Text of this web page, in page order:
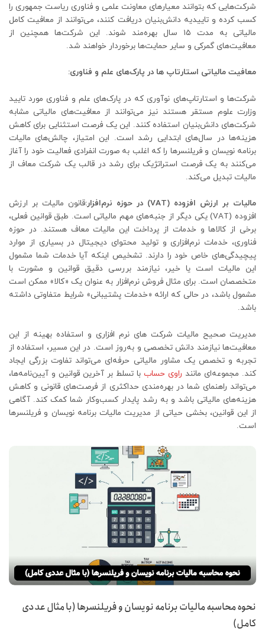
شرکت‌هایی که بتوانند معیارهای معاونت علمی و فناوری ریاست جمهوری را
کسب کرده و تاییدیه دانش‌بنیان دریافت کنند، می‌توانند از معافیت کامل
مالیاتی به مدت ۱۵ سال بهره‌مند شوند. این شرکت‌ها همچنین از
معافیت‌های گمرکی و سایر حمایت‌ها برخوردار خواهند شد.
معافیت مالیاتی استارتاپ ها در پارک‌های علم و فناوری:
شرکت‌ها و استارتاپ‌های نوآوری که در پارک‌های علم و فناوری مورد تایید
وزارت علوم مستقر هستند نیز می‌توانند از معافیت‌های مالیاتی مشابه
شرکت‌های دانش‌بنیان استفاده کنند. این یک فرصت استثنایی برای کاهش
هزینه‌ها در سال‌های ابتدایی رشد است. این امتیاز، چالش‌های مالیات
برنامه نویسان و فریلنسرها را که اغلب به صورت انفرادی فعالیت خود را آغاز
می‌کنند به یک فرصت استراتژیک برای رشد در قالب یک شرکت معاف از
مالیات تبدیل می‌کند.
مالیات بر ارزش افزوده (VAT) در حوزه نرم‌افزار:
قانون مالیات بر ارزش
افزوده (VAT) یکی دیگر از جنبه‌های مهم مالیاتی است. طبق قوانین فعلی،
برخی از کالاها و خدمات از پرداخت این مالیات معاف هستند. در حوزه
فناوری، خدمات نرم‌افزاری و تولید محتوای دیجیتال در بسیاری از موارد
پیچیدگی‌های خاص خود را دارند. تشخیص اینکه آیا خدمات شما مشمول
این مالیات است یا خیر، نیازمند بررسی دقیق قوانین و مشورت با
متخصصان است. برای مثال فروش نرم‌افزار به عنوان یک «کالا» ممکن است
مشمول باشد، در حالی که ارائه «خدمات پشتیبانی» شرایط متفاوتی داشته
باشد.
مدیریت صحیح مالیات شرکت های نرم افزاری و استفاده بهینه از این
معافیت‌ها نیازمند دانش تخصصی و به‌روز است. در این مسیر، استفاده از
تجربه و تخصص یک مشاور مالیاتی حرفه‌ای می‌تواند تفاوت بزرگی ایجاد
کند. مجموعه‌ای مانند راوی حساب با تسلط بر آخرین قوانین و آیین‌نامه‌ها،
می‌تواند راهنمای شما در بهره‌مندی حداکثری از فرصت‌های قانونی و کاهش
هزینه‌های مالیاتی باشد و به رشد پایدار کسب‌وکار شما کمک کند. آگاهی
از این قوانین، بخشی حیاتی از مدیریت مالیات برنامه نویسان و فریلنسرها
است.
نحوه محاسبه مالیات برنامه نویسان و فریلنسرها (با مثال عددی
کامل)